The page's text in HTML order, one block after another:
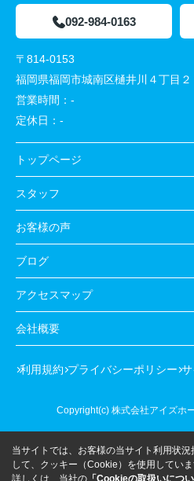
092-984-0163
〒814-0153
福岡県福岡市城南区樋井川４丁目
営業時間： -
定休日： -
トップページ
スタッフ
お客様の声
ブログ
アクセスマップ
会社概要
利用規約 プライバシーポリシー
Copyright(c) 株式会社アイズホ
当サイトでは、お客様の当サイト利用状
して、クッキー（Cookie）を使用していま
詳しくは、当社の 「Cookieの取扱いについ